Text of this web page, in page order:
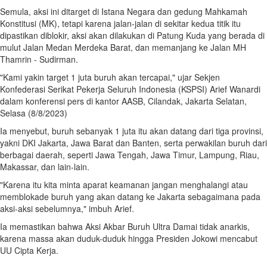
Semula, aksi ini ditarget di Istana Negara dan gedung Mahkamah
Konstitusi (MK), tetapi karena jalan-jalan di sekitar kedua titik itu
dipastikan diblokir, aksi akan dilakukan di Patung Kuda yang berada di
mulut Jalan Medan Merdeka Barat, dan memanjang ke Jalan MH
Thamrin - Sudirman.
"Kami yakin target 1 juta buruh akan tercapai," ujar Sekjen
Konfederasi Serikat Pekerja Seluruh Indonesia (KSPSI) Arief Wanardi
dalam konferensi pers di kantor AASB, Cilandak, Jakarta Selatan,
Selasa (8/8/2023)
Ia menyebut, buruh sebanyak 1 juta itu akan datang dari tiga provinsi,
yakni DKI Jakarta, Jawa Barat dan Banten, serta perwakilan buruh dari
berbagai daerah, seperti Jawa Tengah, Jawa Timur, Lampung, Riau,
Makassar, dan lain-lain.
"Karena itu kita minta aparat keamanan jangan menghalangi atau
memblokade buruh yang akan datang ke Jakarta sebagaimana pada
aksi-aksi sebelumnya," imbuh Arief.
Ia memastikan bahwa Aksi Akbar Buruh Ultra Damai tidak anarkis,
karena massa akan duduk-duduk hingga Presiden Jokowi mencabut
UU Cipta Kerja.